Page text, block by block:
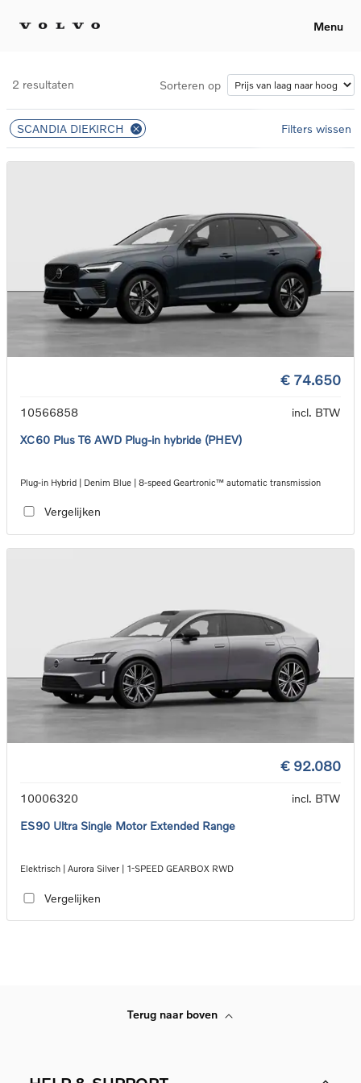
Menu
2 resultaten Sorteren op
SCANDIA DIEKIRCH Filters wissen
€ 74.650
10566858
incl. BTW
XC60 Plus T6 AWD Plug-in hybride (PHEV)
Plug-in Hybrid | Denim Blue | 8-speed Geartronic™ automatic transmission
Vergelijken
€ 92.080
10006320
incl. BTW
ES90 Ultra Single Motor Extended Range
Elektrisch | Aurora Silver | 1-SPEED GEARBOX RWD
Vergelijken
Terug naar boven